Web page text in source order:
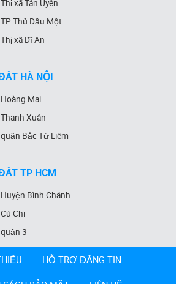
xã Tân Uyên
Thủ Dầu Một
xã Dĩ An
HÀ NỘI
Mai
Xuân
Bắc Từ Liêm
TP HCM
Bình Chánh
Chi
3
HỖ TRỢ ĐĂNG TIN